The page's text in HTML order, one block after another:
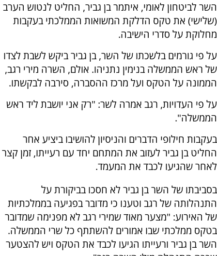
השר לביטחון לאומי, איתמר בן גביר, החליט לנטוש הערב
(שלישי) את טקס הדלקת המשואות הממלכתי בעקבות
מחלוקת על סדרי הישיבה.
על פי גורמים בלשכתו של השר, בן גביר ביקש לשבת לצדו
של ראש הממשלה בנימין נתניהו. אולם, השרה מירי רגב,
הממונה על הטקס ועל מרכז ההסברה, סירבה לבקשתו.
על פי העדויות, רגב אמרה לשר: "רק אני יושבת ליד ראש
הממשלה".
בעקבות חילופי הדברים והניסיון להושיבו ביציע אחר
החליט בן גביר לעזוב את המתחם יחד עם רעייתו, זמן קצר
לאחר שהגיעו לכבד את המעמד.
בסביבתו של השר בן גביר לא חסכו בביקורת על
התנהלותה של רגב וטענו כי מדובר בפגיעה בממלכתיות
של האירוע: "מצער מאוד שמירי רגב לא מפנימה שמדובר
בטקס ממלכתי שבו אמורים להשתתף כל שרי הממשלה.
השר בן גביר ורעייתו הגיעו לכבד את הטקס ויש להצטער